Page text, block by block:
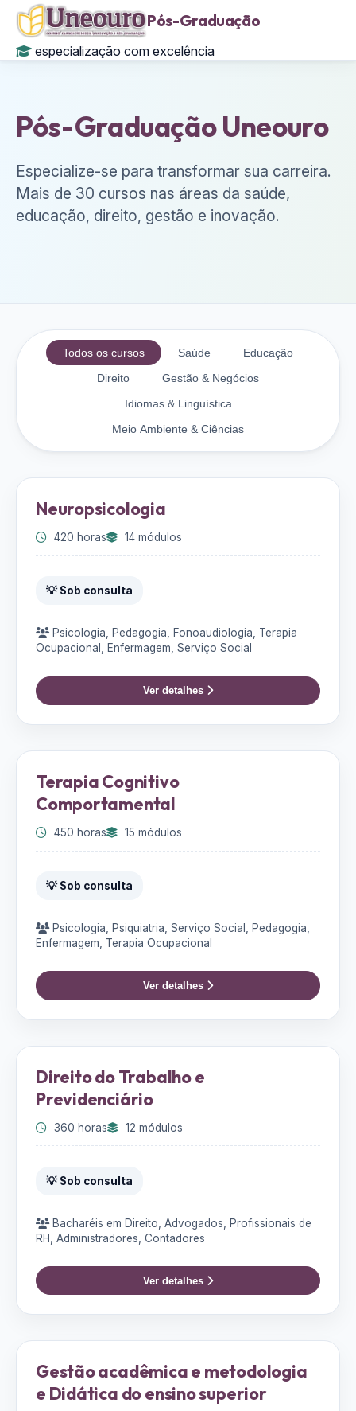
Pós-Graduação
especialização com excelência
Pós-Graduação Uneouro
Especialize-se para transformar sua carreira.
Mais de 30 cursos nas áreas da saúde,
educação, direito, gestão e inovação.
Todos os cursos Saúde
Educação
Direito
Gestão & Negócios
Idiomas & Linguística
Meio Ambiente & Ciências
Neuropsicologia
420 horas 14 módulos
💡 Sob consulta
Psicologia, Pedagogia, Fonoaudiologia, Terapia
Ocupacional, Enfermagem, Serviço Social
Ver detalhes
Terapia Cognitivo
Comportamental
450 horas 15 módulos
💡 Sob consulta
Psicologia, Psiquiatria, Serviço Social, Pedagogia,
Enfermagem, Terapia Ocupacional
Ver detalhes
Direito do Trabalho e
Previdenciário
360 horas 12 módulos
💡 Sob consulta
Bacharéis em Direito, Advogados, Profissionais de
RH, Administradores, Contadores
Ver detalhes
Gestão acadêmica e metodologia
e Didática do ensino superior